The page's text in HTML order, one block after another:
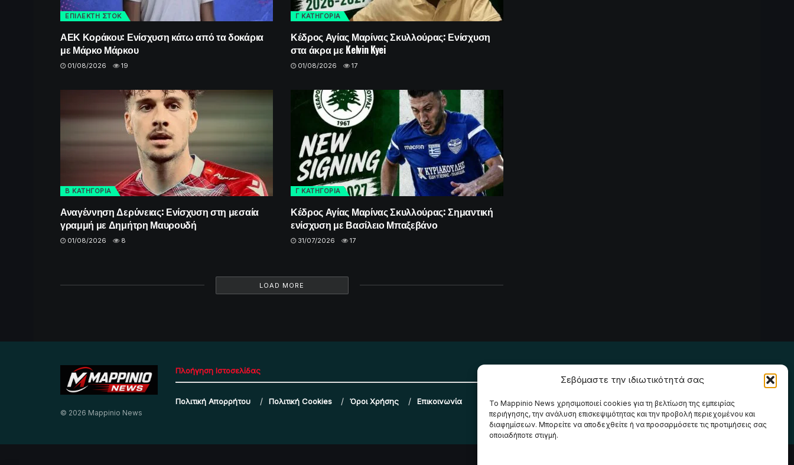
Σεβόμαστε την ιδιωτικότητά σας
Το Mappinio News χρησιμοποιεί cookies για τη βελτίωση της εμπειρίας
περιήγησης, την ανάλυση επισκεψιμότητας και την προβολή περιεχομένου και
διαφημίσεων. Μπορείτε να αποδεχθείτε ή να προσαρμόσετε τις προτιμήσεις σας
οποιαδήποτε στιγμή.
ΕΠΙΛΕΚΤΗ ΣΤΟΚ
ΑΕΚ Κοράκου: Ενίσχυση κάτω από τα δοκάρια
με Μάρκο Μάρκου
01/08/2026 19
Γ ΚΑΤΗΓΟΡΙΑ
Κέδρος Αγίας Μαρίνας Σκυλλούρας: Ενίσχυση
στα άκρα με Kelvin Kyei
01/08/2026 17
Β ΚΑΤΗΓΟΡΙΑ
Αναγέννηση Δερύνειας: Ενίσχυση στη μεσαία
γραμμή με Δημήτρη Μαυρουδή
01/08/2026 8
Γ ΚΑΤΗΓΟΡΙΑ
Κέδρος Αγίας Μαρίνας Σκυλλούρας: Σημαντική
ενίσχυση με Βασίλειο Μπαξεβάνο
31/07/2026 17
LOAD MORE
© 2026 Mappinio News
Πλοήγηση Ιστοσελίδας
Πολιτική Απορρήτου Πολιτική Cookies Όροι Χρήσης Επικοινωνία